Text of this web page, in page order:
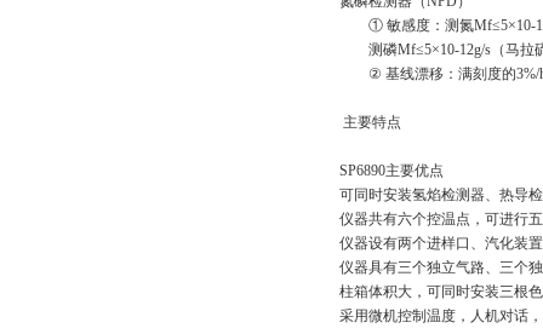
① 敏感度：测氮Mf≤5×10-
测磷Mf≤5×10-12g/s（马拉
② 基线漂移：满刻度的
主要特点
SP6890主要优点
可同时安装氢焰检测器、热导
仪器共有六个控温点，可进行
仪器设有两个进样口、汽化装
仪器具有三个独立气路、三个
柱箱体积大，可同时安装三根
采用微机控制温度，人机对话